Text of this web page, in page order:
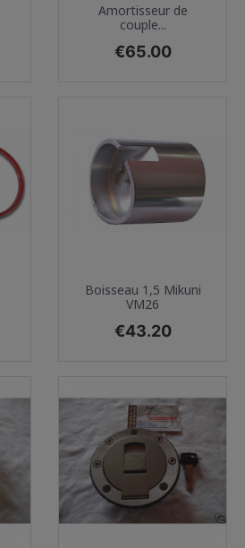
Amortisseur de
couple...
Price
€65.00
Boisseau 1,5 Mikuni
VM26
Price
€43.20